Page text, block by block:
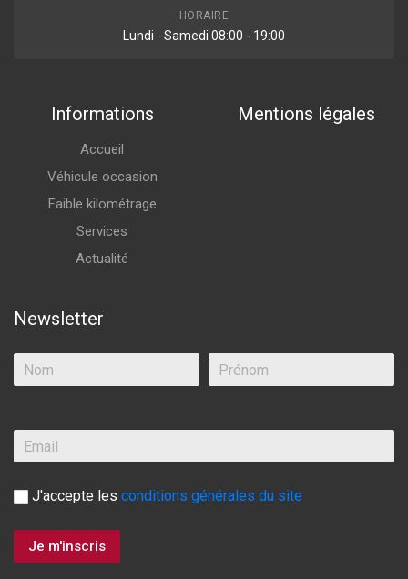
HORAIRE
Lundi - Samedi 08:00 - 19:00
Informations
Accueil
Véhicule occasion
Faible kilométrage
Services
Actualité
Mentions légales
Newsletter
J'accepte les conditions générales du site